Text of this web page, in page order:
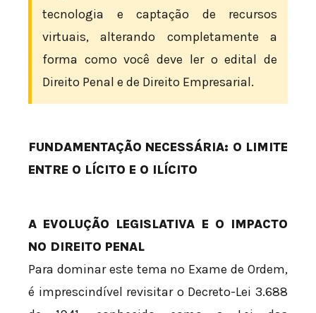
tecnologia e captação de recursos
virtuais, alterando completamente a
forma como você deve ler o edital de
Direito Penal e de Direito Empresarial.
FUNDAMENTAÇÃO NECESSÁRIA: O LIMITE
ENTRE O LÍCITO E O ILÍCITO
A EVOLUÇÃO LEGISLATIVA E O IMPACTO
NO DIREITO PENAL
Para dominar este tema no Exame de Ordem,
é imprescindível revisitar o Decreto-Lei 3.688